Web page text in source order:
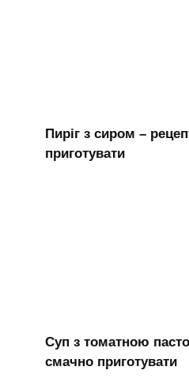
Пиріг з сиром –
приготувати
Суп з томатною
смачно приготувати